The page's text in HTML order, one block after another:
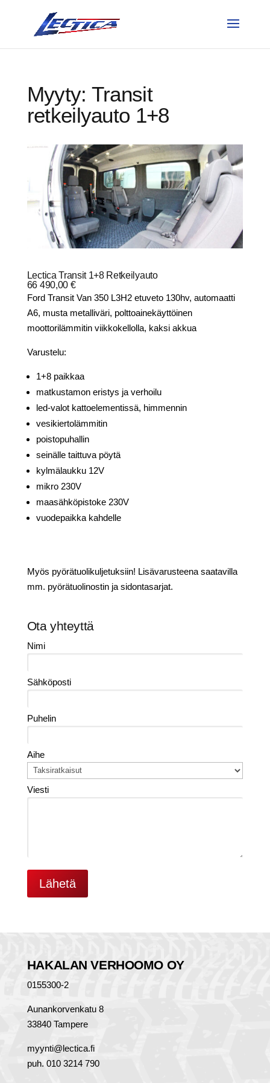
Myyty: Transit
retkeilyauto 1+8
Lectica Transit 1+8 Retkeilyauto
66 490,00 €
Ford Transit Van 350 L3H2 etuveto 130hv, automaatti
A6, musta metalliväri, polttoainekäyttöinen
moottorilämmitin viikkokellolla, kaksi akkua
Varustelu:
1+8 paikkaa
matkustamon eristys ja verhoilu
led-valot kattoelementissä, himmennin
vesikiertolämmitin
poistopuhallin
seinälle taittuva pöytä
kylmälaukku 12V
mikro 230V
maasähköpistoke 230V
vuodepaikka kahdelle
Myös pyörätuolikuljetuksiin! Lisävarusteena saatavilla
mm. pyörätuolinostin ja sidontasarjat.
Ota yhteyttä
Nimi
Sähköposti
Puhelin
Aihe
Viesti
HAKALAN VERHOOMO OY
0155300-2
Aunankorvenkatu 8
33840 Tampere
myynti@lectica.fi
puh. 010 3214 790